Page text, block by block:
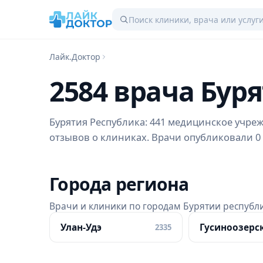
Лайк.Доктор
2584 врача
Бурятия Республика: 441 медицинское
отзывов о клиниках. Врачи опубликовали 0
Города региона
Врачи и клиники по городам Бурятии
Улан-Удэ
2335